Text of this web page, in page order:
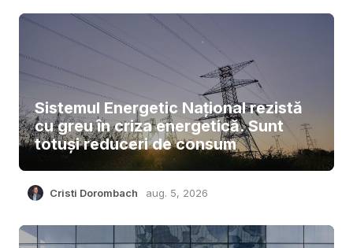
Sistemul Energetic Național rezistă
cu greu în criza energetică. Sunt
totuși reduceri de consum
Cristi Dorombach aug. 5, 2026